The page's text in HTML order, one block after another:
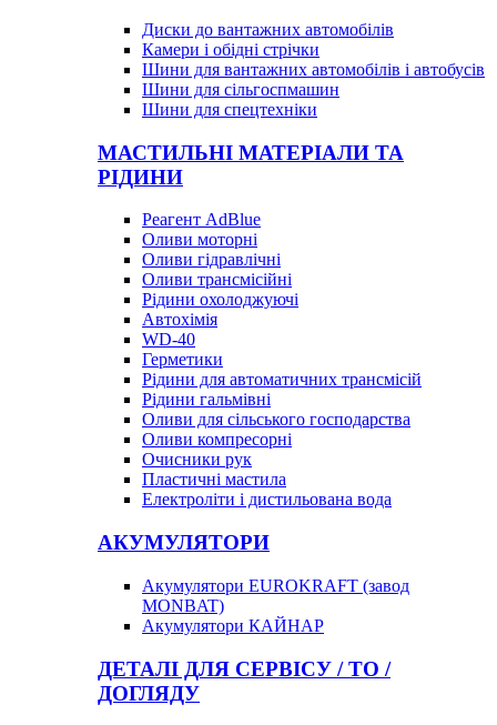
Диски до вантажних автомобілів
Камери і обідні стрічки
Шини для вантажних автомобілів і автобусів
Шини для сільгоспмашин
Шини для спецтехніки
МАСТИЛЬНІ МАТЕРІАЛИ ТА
РІДИНИ
Реагент AdBlue
Оливи моторні
Оливи гідравлічні
Оливи трансмісійні
Рідини охолоджуючі
Автохімія
WD-40
Герметики
Рідини для автоматичних трансмісій
Рідини гальмівні
Оливи для сільського господарства
Оливи компресорні
Очисники рук
Пластичні мастила
Електроліти і дистильована вода
АКУМУЛЯТОРИ
Акумулятори EUROKRAFT (завод
MONBAT)
Акумулятори КАЙНАР
ДЕТАЛІ ДЛЯ СЕРВІСУ / ТО /
ДОГЛЯДУ